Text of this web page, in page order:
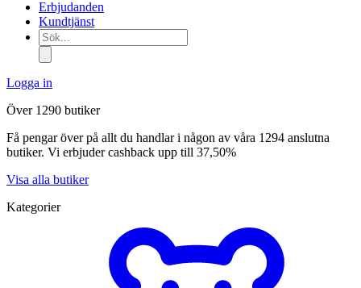
Erbjudanden
Kundtjänst
Sök...
Logga in
Över 1290 butiker
Få pengar över på allt du handlar i någon av våra 1294 anslutna
butiker. Vi erbjuder cashback upp till 37,50%
Visa alla butiker
Kategorier